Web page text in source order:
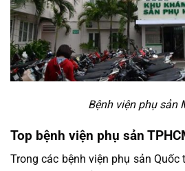
Bệnh viện phụ sản
Top bệnh viện phụ sản
Trong các bệnh viện phụ sản Quốc